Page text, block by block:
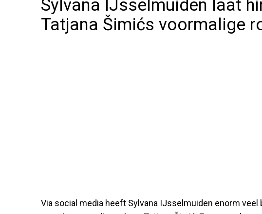
Sylvana IJsselmuiden laat
Tatjana Šimićs voormalige
Via social media heeft Sylvana IJsselmuiden enorm